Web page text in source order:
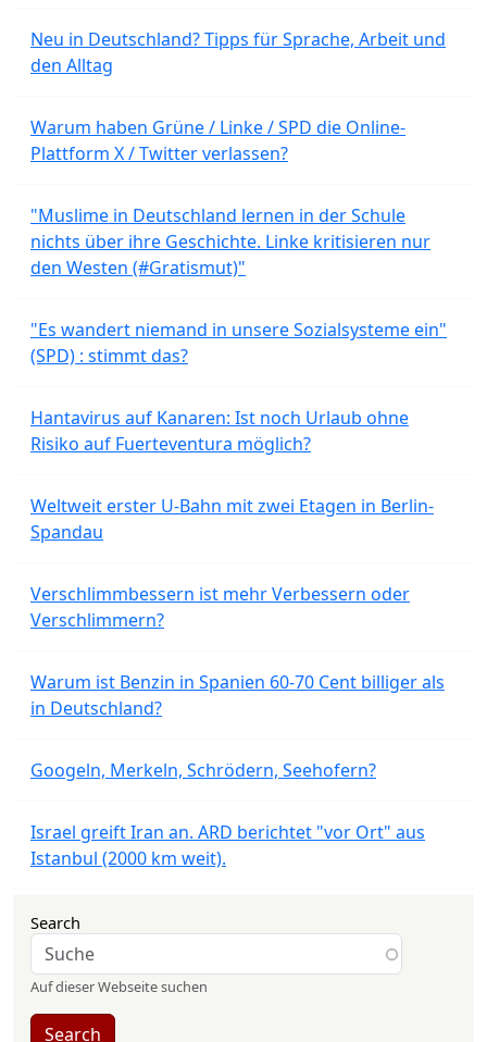
Neu in Deutschland? Tipps für Sprache, Arbeit und
den Alltag
Warum haben Grüne / Linke / SPD die Online-
Plattform X / Twitter verlassen?
"Muslime in Deutschland lernen in der Schule
nichts über ihre Geschichte. Linke kritisieren nur
den Westen (#Gratismut)"
"Es wandert niemand in unsere Sozialsysteme ein"
(SPD) : stimmt das?
Hantavirus auf Kanaren: Ist noch Urlaub ohne
Risiko auf Fuerteventura möglich?
Weltweit erster U-Bahn mit zwei Etagen in Berlin-
Spandau
Verschlimmbessern ist mehr Verbessern oder
Verschlimmern?
Warum ist Benzin in Spanien 60-70 Cent billiger als
in Deutschland?
Googeln, Merkeln, Schrödern, Seehofern?
Israel greift Iran an. ARD berichtet "vor Ort" aus
Istanbul (2000 km weit).
Search
Auf dieser Webseite suchen
Search